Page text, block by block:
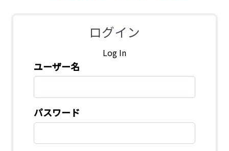
ログイン
Log In
ユーザー名
パスワード